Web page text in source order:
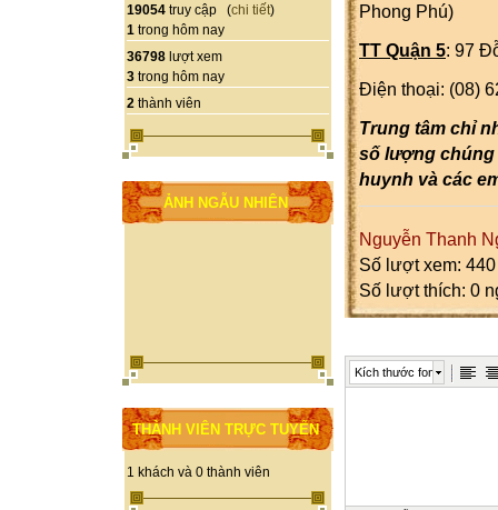
19054 truy cập (chi tiết)
1 trong hôm nay
36798 lượt xem
3 trong hôm nay
2 thành viên
ẢNH NGẪU NHIÊN
THÀNH VIÊN TRỰC TUYẾN
1 khách và 0 thành viên
Phong Phú)
TT Quận 5: 97
Điện thoại: (08)
Trung tâm chỉ
số lượng chúng
huynh và các
Nguyễn Thanh
Số lượt xem: 440
Số lượt thích: 0
Kích thước font